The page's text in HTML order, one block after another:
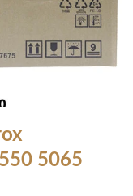
5065